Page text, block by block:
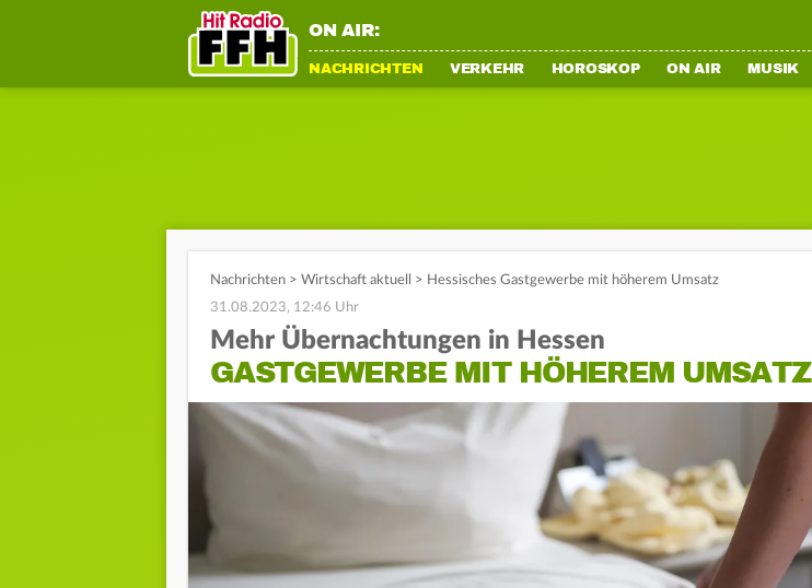
ON AIR:
NACHRICHTEN VERKEHR HOROSKOP ON AIR MUSIK
Nachrichten > Wirtschaft aktuell > Hessisches Gastgewerbe mit höherem Umsatz
31.08.2023, 12:46 Uhr
Mehr Übernachtungen in Hessen
GASTGEWERBE MIT HÖHEREM UMSATZ